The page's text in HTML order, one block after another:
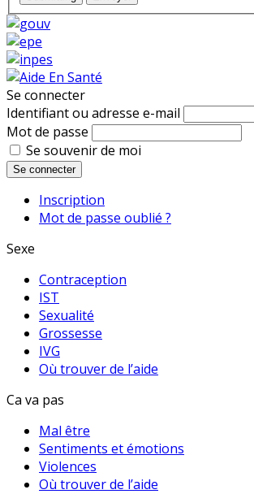
Se connecter
Identifiant ou adresse e-mail
Mot de passe
Se souvenir de moi
Se connecter
Inscription
Mot de passe oublié ?
Sexe
Contraception
IST
Sexualité
Grossesse
IVG
Où trouver de l’aide
Ca va pas
Mal être
Sentiments et émotions
Violences
Où trouver de l’aide